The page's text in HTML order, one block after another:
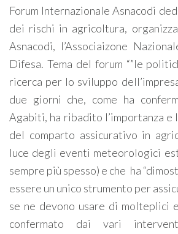
Forum Internazionale Asnacodi
dei rischi in agricoltura,
Asnacodi, l’Associaizone
Difesa. Tema del forum “”le
ricerca per lo sviluppo
due giorni che, come ha
Agabiti, ha ribadito l’importanza e
del comparto assicurativo in
luce degli eventi meteorologici
sempre più spesso) e che ha
essere un unico strumento per
se ne devono usare di molteplici
confermato dai vari